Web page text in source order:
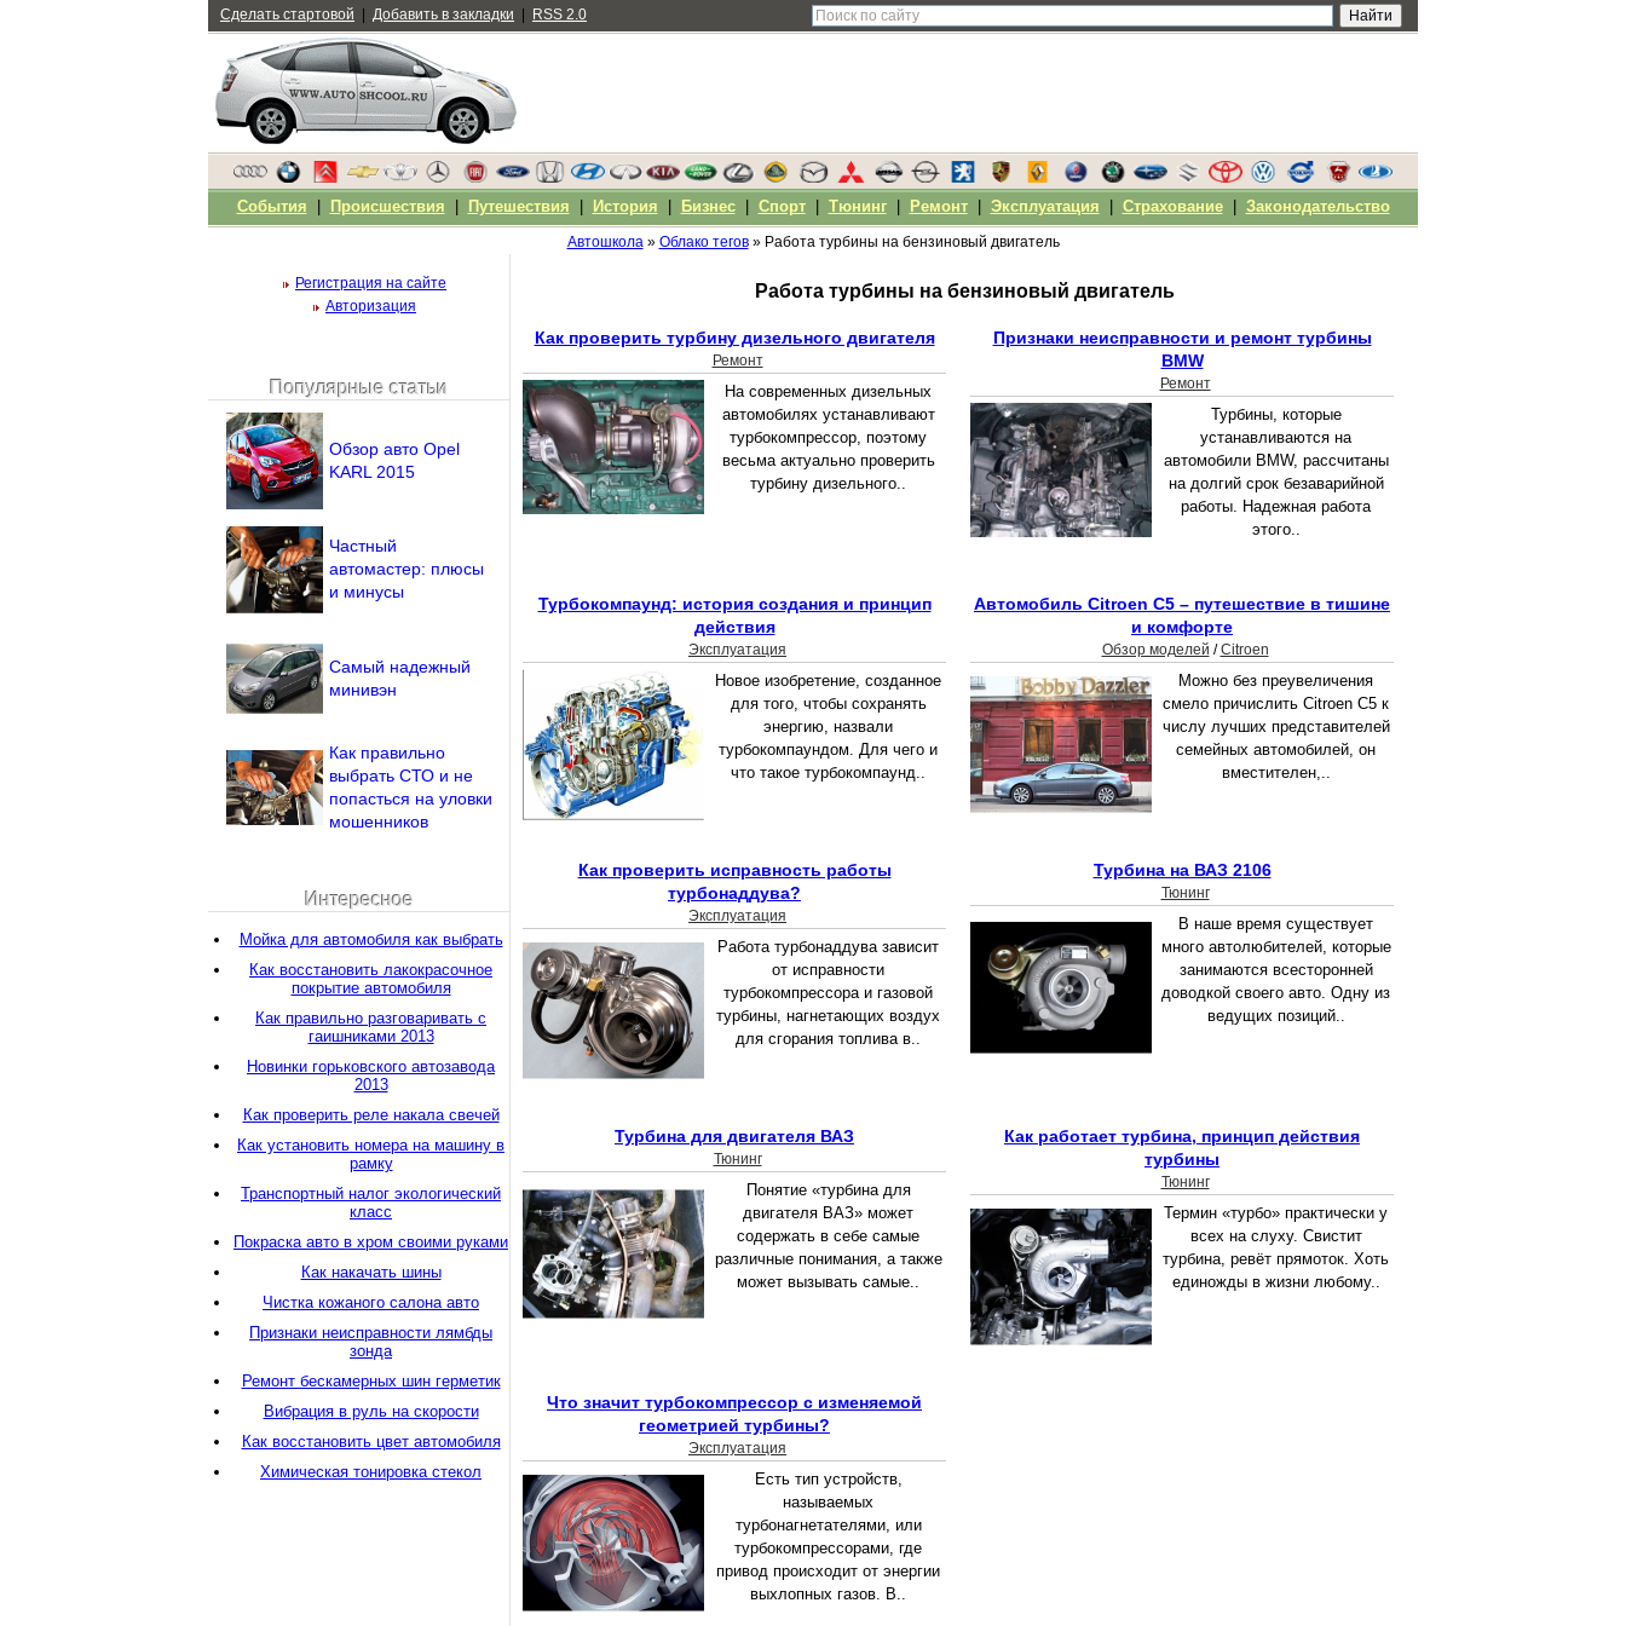
Автошкола» Облако тегов» Работа турбины на бензиновый двигатель
Работа турбины на бензиновый двигатель
Как проверить турбину дизельного двигателя
Ремонт
На современных дизельных
автомобилях устанавливают
турбокомпрессор, поэтому
весьма актуально проверить
турбину дизельного..
Признаки неисправности и ремонт турбины
BMW
Ремонт
Турбины, которые
устанавливаются на
автомобили BMW, рассчитаны
на долгий срок безаварийной
работы. Надежная работа
этого..
Турбокомпаунд: история создания и принцип
действия
Эксплуатация
Новое изобретение, созданное
для того, чтобы сохранять
энергию, назвали
турбокомпаундом. Для чего и
что такое турбокомпаунд..
Автомобиль Citroen C5 – путешествие в тишине
и комфорте
Обзор моделей /Citroen
Можно без преувеличения
смело причислить Citroen C5 к
числу лучших представителей
семейных автомобилей, он
вместителен,..
Как проверить исправность работы
турбонаддува?
Эксплуатация
Работа турбонаддува зависит
от исправности
турбокомпрессора и газовой
турбины, нагнетающих воздух
для сгорания топлива в..
Турбина на ВАЗ 2106
Тюнинг
В наше время существует
много автолюбителей, которые
занимаются всесторонней
доводкой своего авто. Одну из
ведущих позиций..
Турбина для двигателя ВАЗ
Тюнинг
Понятие «турбина для
двигателя ВАЗ» может
содержать в себе самые
различные понимания, а также
может вызывать самые..
Как работает турбина, принцип действия
турбины
Тюнинг
Термин «турбо» практически у
всех на слуху. Свистит
турбина, ревёт прямоток. Хоть
единожды в жизни любому..
Что значит турбокомпрессор с изменяемой
геометрией турбины?
Эксплуатация
Есть тип устройств,
называемых
турбонагнетателями, или
турбокомпрессорами, где
привод происходит от энергии
выхлопных газов. В..
Регистрация на сайте
Авторизация
Напомнить пароль?
Популярные статьи
Обзор авто Opel
KARL 2015
Частный
автомастер: плюсы
и минусы
Самый надежный
минивэн
Как правильно
выбрать СТО и не
попасться на уловки
мошенников
Интересное
Мойка для автомобиля как выбрать
Как восстановить лакокрасочное
покрытие автомобиля
Как правильно разговаривать с
гаишниками 2013
Новинки горьковского автозавода
2013
Как проверить реле накала свечей
Как установить номера на машину в
рамку
Транспортный налог экологический
класс
Покраска авто в хром своими руками
Как накачать шины
Чистка кожаного салона авто
Признаки неисправности лямбды
зонда
Ремонт бескамерных шин герметик
Вибрация в руль на скорости
Как восстановить цвет автомобиля
Химическая тонировка стекол
Сделать стартовой Добавить в закладки RSS 2.0
События Происшествия Путешествия История Бизнес| Спорт| Тюнинг| Ремонт| Эксплуатация Страхование| Законодательство